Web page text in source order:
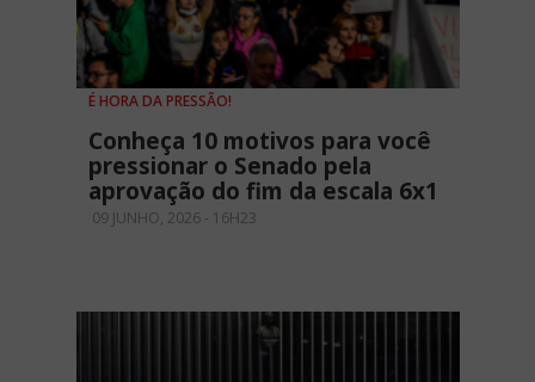
É HORA DA PRESSÃO!
Conheça 10 motivos para você
pressionar o Senado pela
aprovação do fim da escala 6x1
09 JUNHO, 2026 - 16H23